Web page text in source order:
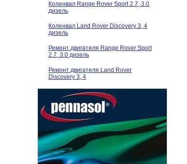
Коленвал Range Rover Sport 2.7, 3.0
дизель
Коленвал Land Rover Discovery 3, 4
дизель
Ремонт двигателя Range Rover Sport
2.7, 3.0 дизель
Ремонт двигателя Land Rover
Discovery 3, 4